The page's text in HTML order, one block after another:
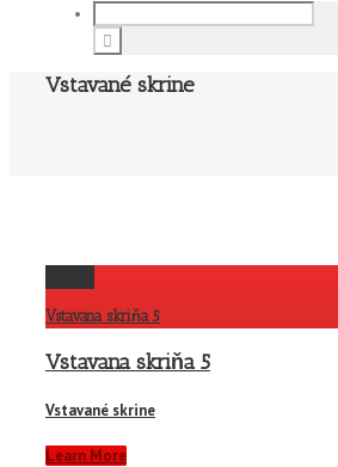
Vstavané skrine
Vstavana skriňa 5
Vstavana skriňa 5
Vstavané skrine
Learn More